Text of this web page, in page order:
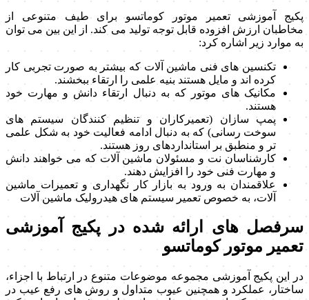
پکیج آموزشی تعمیر موتور کوماتسو برای طیف متنوعی از
مخاطبان ارزش افزوده قابل توجه تولید می کند. از این بین می توان
به موارد زیر اشاره کرد:
تکنسین های فنی ماشین آلات که بیشتر به صورت تجربی کار
کرده اند و مایل هستند بنیه علمی را ارتقاء ببخشند.
مکانیک های موتور که به دنبال ارتقاء دانش و مهارت خود
هستند.
پمپ سازان (تعمیرکاران و تنظیم کنندگان سیستم های
سوخت رسانی) که به دنبال ادامه فعالیت خود به شکل علمی
تر و منطبق بر استانداردهای روز هستند.
کارشناسان نت و مسئولان ماشین آلات که می خواهند دانش
و مهارت فنی خود را افزایش دهند.
علاقمندان به ورود به بازار کار نگهداری و تعمیرات ماشین
آلات، به خصوص تعمیر سیستم های هیدرولیک ماشین آلات
سرفصل های ارائه شده در پکیج آموزشی
تعمیر موتور کوماتسو
در این پکیج آموزشی مجموعه موضوعات متنوع در ارتباط با اجزاء،
ساختار، عملکرد و همچنین عیوب متداول و روش های رفع عیب در